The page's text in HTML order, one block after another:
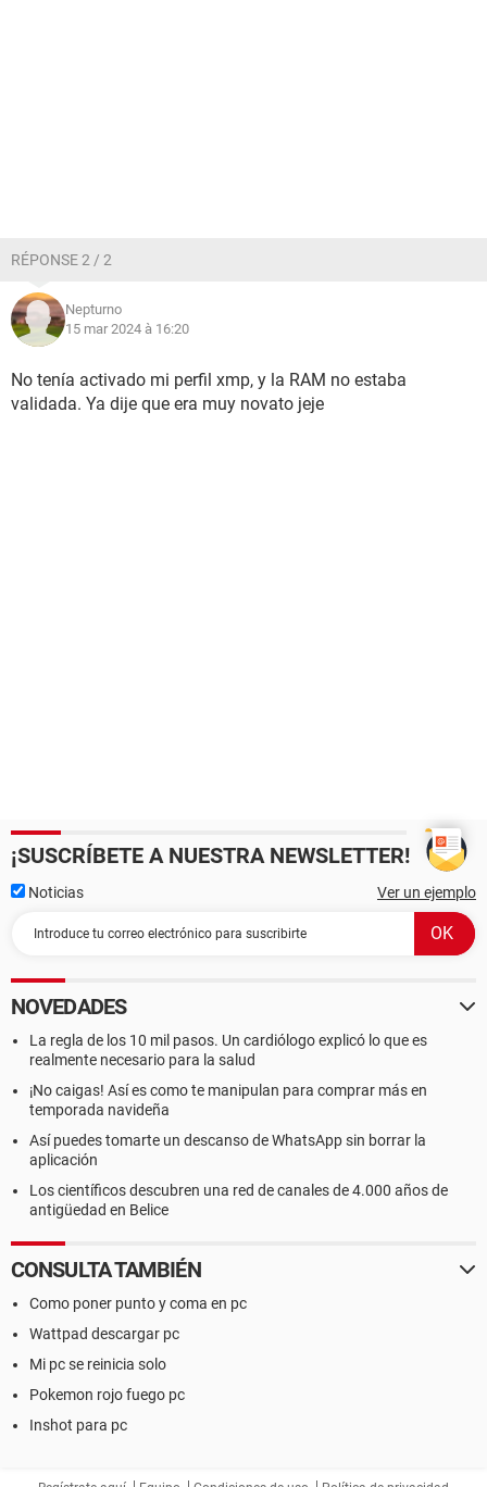
RÉPONSE 2 / 2
Nepturno
15 mar 2024 à 16:20
No tenía activado mi perfil xmp, y la RAM no estaba
validada. Ya dije que era muy novato jeje
¡SUSCRÍBETE A NUESTRA NEWSLETTER!
Noticias Ver un ejemplo
NOVEDADES
La regla de los 10 mil pasos. Un cardiólogo explicó lo que es
realmente necesario para la salud
¡No caigas! Así es como te manipulan para comprar más en
temporada navideña
Así puedes tomarte un descanso de WhatsApp sin borrar la
aplicación
Los científicos descubren una red de canales de 4.000 años de
antigüedad en Belice
CONSULTA TAMBIÉN
Como poner punto y coma en pc
Wattpad descargar pc
Mi pc se reinicia solo
Pokemon rojo fuego pc
Inshot para pc